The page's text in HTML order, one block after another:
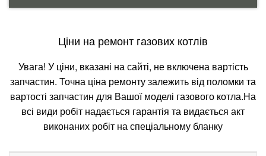
Ціни на ремонт газових котлів
Увага! У ціни, вказані на сайті, не включена вартість
запчастин. Точна ціна ремонту залежить від поломки та
вартості запчастин для Вашої моделі газового котла.На
всі види робіт надається гарантія та видається акт
виконаних робіт на спеціальному бланку